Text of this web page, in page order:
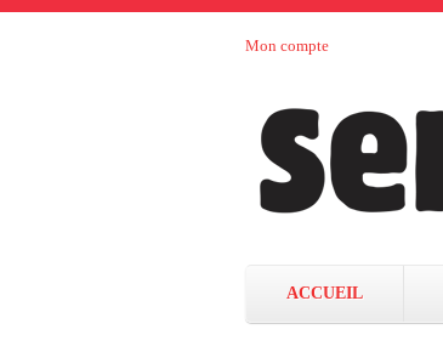
Mon compte
Sens et
Tonka
d’édition
française
ACCUEIL